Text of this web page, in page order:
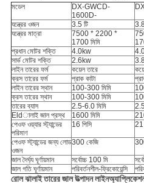
মডেল
DX-GWCD-
1600D-
যন্ত্রের ওজন
3.5 টি
যন্ত্রের মাত্রা
7500 * 2200 *
1700 মিমি
প্রধান মোটর শক্তি
4.0kw
সার্ভ মোটর শক্তি
2.6kw
লাইন তারের ফর্ম
কয়েল তারে
ক্রস তারের ফর্ম
প্রাক কাটা
লাইন তারের স্থান
100-300 মিমি
ক্রস তারের স্থান
100-300 মিমি
তারের ব্যাস
2.5-6.0 মিমি
Eldালাই জাল প্রস্থ
1600 মিমি
পেওফ ওয়্যার স্ট্যান্ডের
পরিমাণ
16 পিসি 21
পেওফ স্ট্যান্ডের জন্য লোড
ওজন
300 কেজি
জাল দৈর্ঘ্য ঘূর্ণায়মান সর্বোচ্চ 100 মি
জাল গতি ঘূর্ণায়মান
পরিবর্তনশীল-ফ্রিকোয়েন্সি
রোল ঝালাই তারের জাল উত্পাদন লাইন